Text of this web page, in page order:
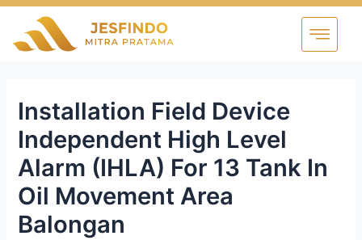
Installation Field Device
Independent High Level
Alarm (IHLA) For 13 Tank In
Oil Movement Area
Balongan